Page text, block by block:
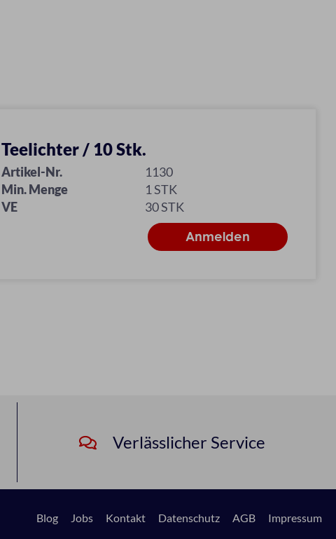
Teelichter / 10 Stk.
Artikel-Nr.
1130
Min. Menge
1 STK
VE
30 STK
Verlässlicher Service
Blog Jobs Kontakt Datenschutz AGB Impressum